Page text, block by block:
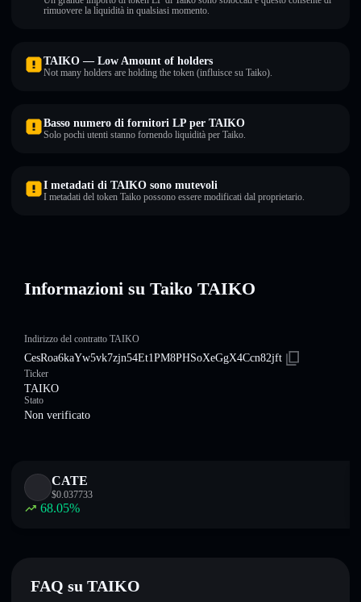
rimuovere la liquidità in qualsiasi momento.
TAIKO — Low Amount of holders
Not many holders are holding the token (influisce su Taiko).
Basso numero di fornitori LP per TAIKO
Solo pochi utenti stanno fornendo liquidità per Taiko.
I metadati di TAIKO sono mutevoli
I metadati del token Taiko possono essere modificati dal proprietario.
Informazioni su Taiko TAIKO
Indirizzo del contratto TAIKO
CesRoa6kaYw5vk7zjn54Et1PM8PHSoXeGgX4Ccn82jft
Ticker
TAIKO
Stato
Non verificato
CATE
$0.037733
68.05%
FAQ su TAIKO